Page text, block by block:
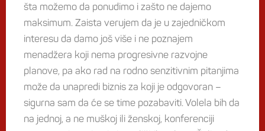
šta možemo da ponudimo i zašto ne dajemo
maksimum. Zaista verujem da je u zajedničkom
interesu da damo još više i ne poznajem
menadžera koji nema progresivne razvojne
planove, pa ako rad na rodno senzitivnim pitanjima
može da unapredi biznis za koji je odgovoran –
sigurna sam da će se time pozabaviti. Volela bih da
na jednoj, a ne muškoj ili ženskoj, konferenciji